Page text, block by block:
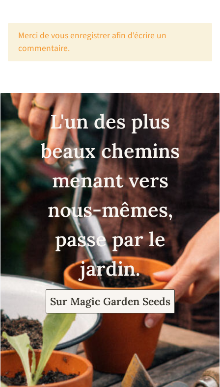
x
Merci de vous enregistrer afin d'écrire un
commentaire.
L'un des plus
beaux chemins
menant vers
nous-mêmes,
passe par le
jardin.
Sur Magic Garden Seeds